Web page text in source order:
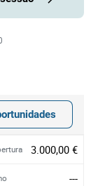
3.000,00 €
---